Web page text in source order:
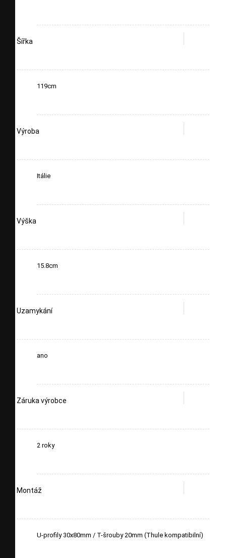
Šířka
119cm
Výroba
Itálie
Výška
15.8cm
Uzamykání
ano
Záruka výrobce
2 roky
Montáž
U-profily 30x80mm / T-šrouby 20mm (Thule kompatibilní)